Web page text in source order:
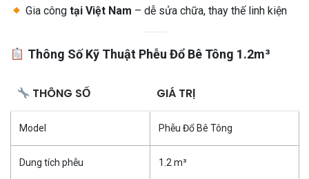
Gia côngtại Việt Nam – dễ sửa chữa, thay thế linh kiện
Thông Số Kỹ Thuật Phễu Đổ Bê Tông 1.2m³
THÔNG SỐ GIÁ TRỊ
Model Phễu Đổ Bê Tông
Dung tích phễu 1.2 m³